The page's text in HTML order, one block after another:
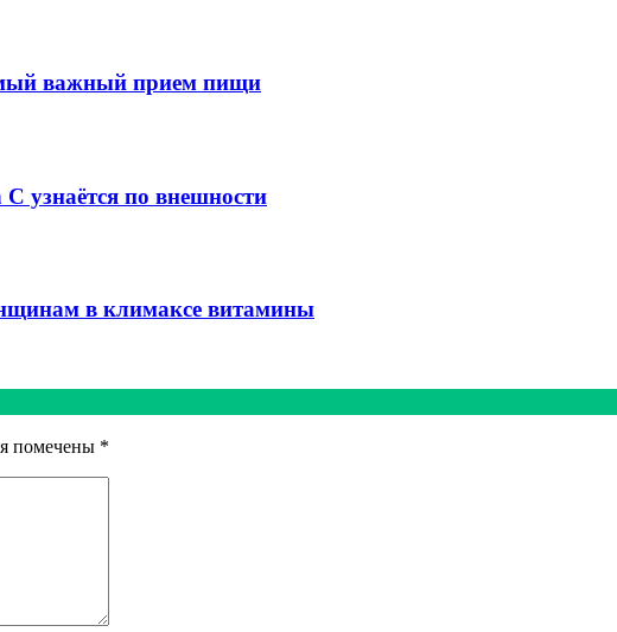
важный прием пищи
узнаётся по внешности
в климаксе витамины
помечены *